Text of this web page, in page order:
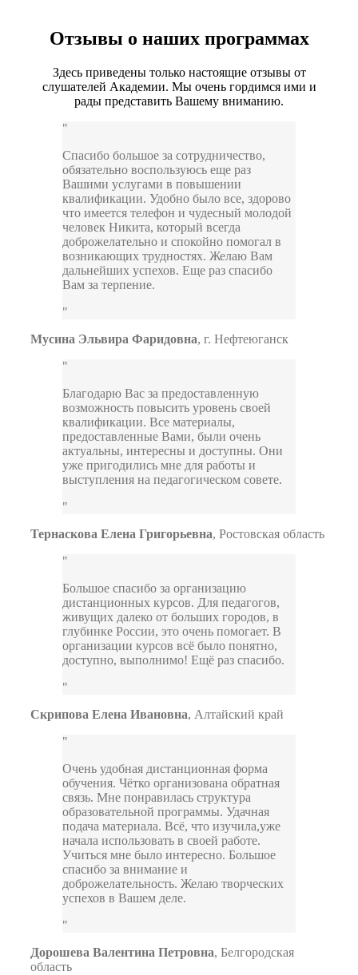
Отзывы о наших программах
Здесь приведены только настоящие отзывы от
слушателей Академии. Мы очень гордимся ими и
рады представить Вашему вниманию.
Спасибо большое за сотрудничество,
обязательно воспользуюсь еще раз
Вашими услугами в повышении
квалификации. Удобно было все, здорово
что имеется телефон и чудесный молодой
человек Никита, который всегда
доброжелательно и спокойно помогал в
возникающих трудностях. Желаю Вам
дальнейших успехов. Еще раз спасибо
Вам за терпение.
Мусина Эльвира Фаридовна, г. Нефтеюганск
Благодарю Вас за предоставленную
возможность повысить уровень своей
квалификации. Все материалы,
предоставленные Вами, были очень
актуальны, интересны и доступны. Они
уже пригодились мне для работы и
выступления на педагогическом совете.
Тернаскова Елена Григорьевна, Ростовская область
Большое спасибо за организацию
дистанционных курсов. Для педагогов,
живущих далеко от больших городов, в
глубинке России, это очень помогает. В
организации курсов всё было понятно,
доступно, выполнимо! Ещё раз спасибо.
Скрипова Елена Ивановна, Алтайский край
Очень удобная дистанционная форма
обучения. Чётко организована обратная
связь. Мне понравилась структура
образовательной программы. Удачная
подача материала. Всё, что изучила,уже
начала использовать в своей работе.
Учиться мне было интересно. Большое
спасибо за внимание и
доброжелательность. Желаю творческих
успехов в Вашем деле.
Дорошева Валентина Петровна, Белгородская
область